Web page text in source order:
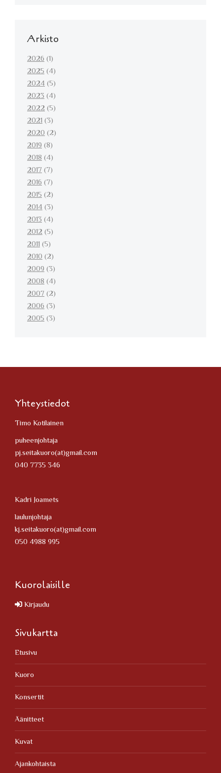
Arkisto
2026(1)
2025(4)
2024(5)
2023(4)
2022(5)
2021(3)
2020(2)
2019(8)
2018(4)
2017(7)
2016(7)
2015(2)
2014(3)
2013(4)
2012(5)
2011(5)
2010(2)
2009(3)
2008(4)
2007(2)
2006(3)
2005(3)
Yhteystiedot
Timo Kotilainen
puheenjohtaja
pj.seitakuoro(at)gmail.com
040 7735 346
Kadri Joamets
laulunjohtaja
kj.seitakuoro(at)gmail.com
050 4988 995
Kuorolaisille
Kirjaudu
Sivukartta
Etusivu
Kuoro
Konsertit
Äänitteet
Kuvat
Ajankohtaista